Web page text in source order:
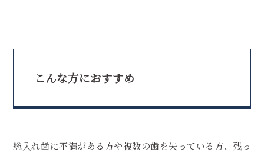
こんな方におすすめ
総入れ歯に不満がある方や複数の歯を失っている方、残っ